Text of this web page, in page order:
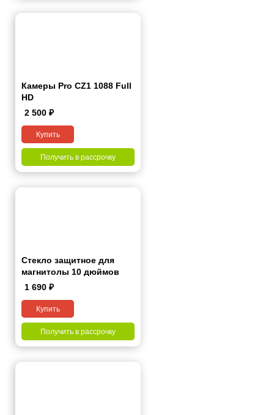
Камеры Pro CZ1 1088 Full
HD
2 500 ₽
Купить
Получить в рассрочку
Стекло защитное для
магнитолы 10 дюймов
1 690 ₽
Купить
Получить в рассрочку